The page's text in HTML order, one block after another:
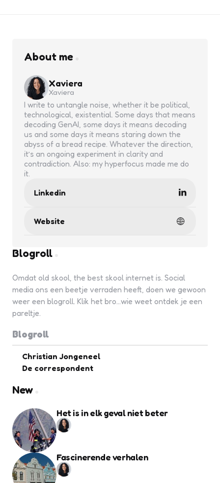
About me
Xaviera
Xaviera
I write to untangle noise, whether it be political,
technological, existential. Some days that means
decoding GenAI, some days it means decoding
us and some days it means staring down the
abyss of a bread recipe. Whatever the direction,
it’s an ongoing experiment in clarity and
contradiction. Also: my hyperfocus made me do
it.
Linkedin
Website
Blogroll
Omdat old skool, the best skool internet is. Social
media ons een beetje verraden heeft, doen we gewoon
weer een blogroll. Klik het bro...wie weet ontdek je een
pareltje.
Blogroll
Christian Jongeneel
De correspondent
New
Het is in elk geval niet beter
Fascinerende verhalen